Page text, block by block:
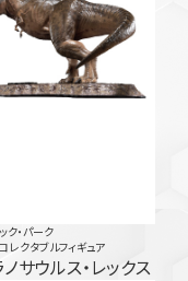
ク・パーク
レクタブルフィギュア
サウルス・レックス